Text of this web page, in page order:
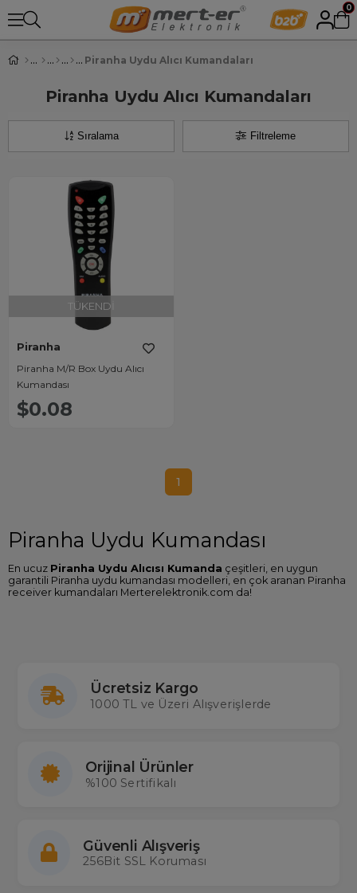
0
Piranha Uydu Alıcı Kumandaları
Piranha Uydu Alıcı Kumandaları
Filtreleme
Sıralama
TÜKENDI
Piranha
Piranha M/R Box Uydu Alıcı
Kumandası
$0.08
1
Piranha Uydu Kumandası
En ucuz Piranha Uydu Alıcısı Kumanda çeşitleri, en uygun
garantili Piranha uydu kumandası modelleri, en çok aranan Piranha
receiver kumandaları Merterelektronik.com da!
Piranha uydu kumanda fiyatı
alabilirsiniz. Sitemizde gerçek stok aynı gün kargo imkanıyla
Toptan ve Perakende tüm uydu kumandalarına ulaşabilirsiniz.
Ücretsiz Kargo
1000 TL ve Üzeri Alışverişlerde
Orijinal Ürünler
%100 Sertifikalı
Güvenli Alışveriş
256Bit SSL Koruması